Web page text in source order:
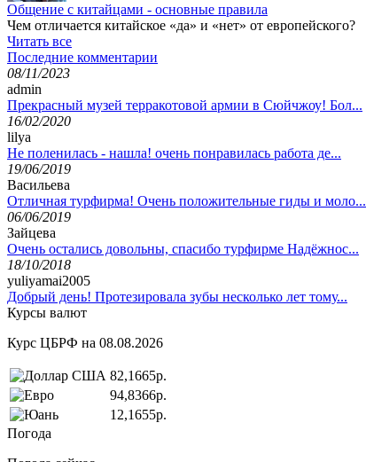
Общение с китайцами - основные правила
Чем отличается китайское «да» и «нет» от европейского?
Читать все
Последние комментарии
08/11/2023
admin
Прекрасный музей терракотовой армии в Сюйчжоу! Бол...
16/02/2020
lilya
Не поленилась - нашла! очень понравилась работа де...
19/06/2019
Васильева
Отличная турфирма! Очень положительные гиды и моло...
06/06/2019
Зайцева
Очень остались довольны, спасибо турфирме Надёжнос...
18/10/2018
yuliyamai2005
Добрый день! Протезировала зубы несколько лет тому...
Курсы валют
Курс ЦБРФ на 08.08.2026
82,1665р.
94,8366р.
12,1655р.
Погода